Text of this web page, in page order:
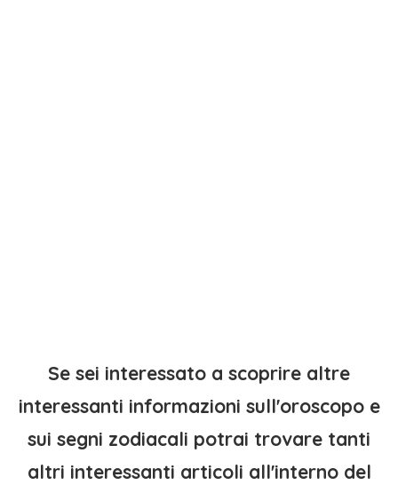
Se sei interessato a scoprire altre
interessanti informazioni sull'oroscopo e
sui segni zodiacali potrai trovare tanti
altri interessanti articoli all'interno del